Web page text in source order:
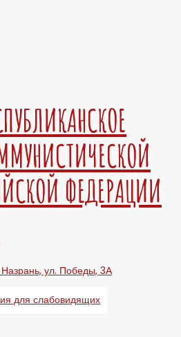
ФЕДЕРАЦИИ
Назрань, ул. Победы, 3А
для слабовидящих